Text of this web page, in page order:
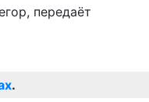
передаёт
.